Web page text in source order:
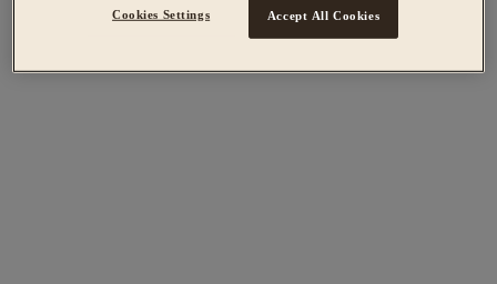
Cookies Settings Accept All Cookies